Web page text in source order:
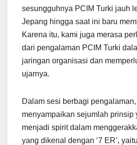
sesungguhnya PCIM Turki jauh
Jepang hingga saat ini baru
Karena itu, kami juga merasa
dari pengalaman PCIM Turki
jaringan organisasi dan
ujarnya.
Dalam sesi berbagi
menyampaikan sejumlah prinsip
menjadi spirit dalam
yang dikenal dengan ‘7 ER’,